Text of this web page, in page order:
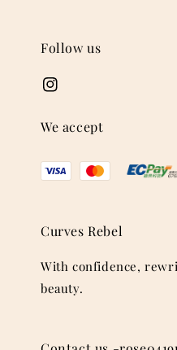
Follow us
We accept
Curves Rebel
With confidence,
beauty.